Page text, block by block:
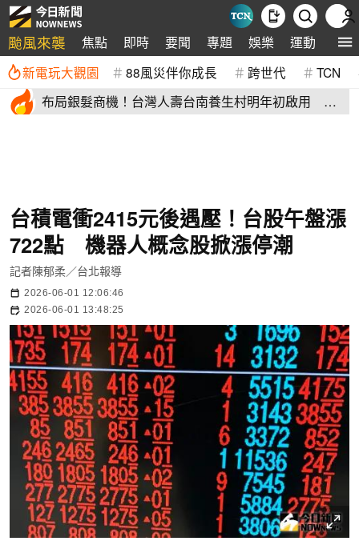
颱風來襲 焦點 即時 要聞 專題 娛樂 運動 全球
新電玩大觀園 88風災伴你成長 跨世代 TCN
布局銀髮商機！台灣人壽台南養生村明年初啟用 月
台積電衝2415元後遇壓！台股午盤漲
722點 機器人概念股掀漲停潮
記者陳郁柔／台北報導
2026-06-01 12:06:46
2026-06-01 13:48:25